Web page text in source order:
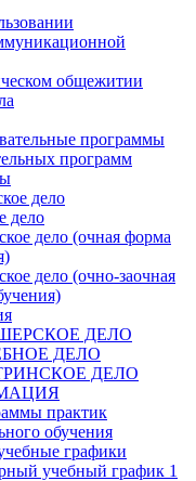
общежитии
программы
программ
дело
дело
дело (очная форма
дело (очно-заочная
ДЕЛО
ДЕЛО
ДЕЛО
практик
обучения
графики
учебный график 1